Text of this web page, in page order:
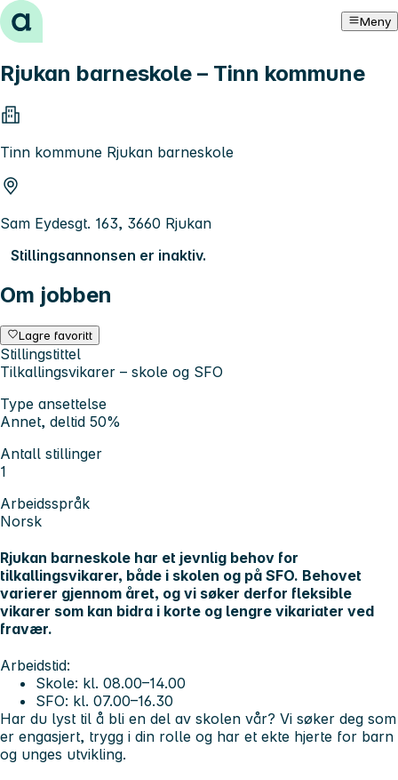
Hopp til innhold Meny
Rjukan barneskole – Tinn kommune
Tinn kommune Rjukan barneskole
Sam Eydesgt. 163, 3660 Rjukan
Stillingsannonsen er inaktiv.
Om jobben
Lagre favoritt
Stillingstittel
Tilkallingsvikarer – skole og SFO
Type ansettelse
Annet, deltid 50%
Antall stillinger
1
Arbeidsspråk
Norsk
Rjukan barneskole har et jevnlig behov for
tilkallingsvikarer, både i skolen og på SFO. Behovet
varierer gjennom året, og vi søker derfor fleksible
vikarer som kan bidra i korte og lengre vikariater ved
fravær.
Arbeidstid:
Skole: kl. 08.00–14.00
SFO: kl. 07.00–16.30
Har du lyst til å bli en del av skolen vår? Vi søker deg som
er engasjert, trygg i din rolle og har et ekte hjerte for barn
og unges utvikling.